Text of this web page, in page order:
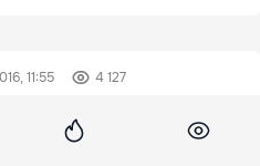
11:55 4 127
дату открытия